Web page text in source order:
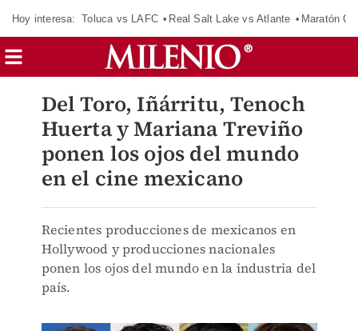
Hoy interesa: Toluca vs LAFC Real Salt Lake vs Atlante Maratón
Del Toro, Iñárritu, Tenoch
Huerta y Mariana Treviño
ponen los ojos del mundo
en el cine mexicano
Recientes producciones de mexicanos en
Hollywood y producciones nacionales
ponen los ojos del mundo en la industria del
país.